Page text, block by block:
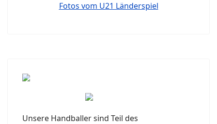
Fotos vom U21 Länderspiel
Unsere Handballer sind Teil des